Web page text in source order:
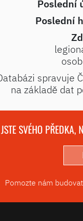
Poslední
Poslední
spravuje
na základě dat
SVÉHO PŘEDKA,
Pomozte nám